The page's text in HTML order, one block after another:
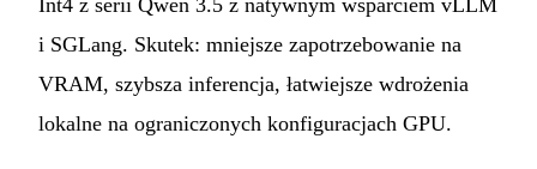
Int4 z serii Qwen 3.5 z natywnym wsparciem vLLM
i SGLang. Skutek: mniejsze zapotrzebowanie na
VRAM, szybsza inferencja, łatwiejsze wdrożenia
lokalne na ograniczonych konfiguracjach GPU.